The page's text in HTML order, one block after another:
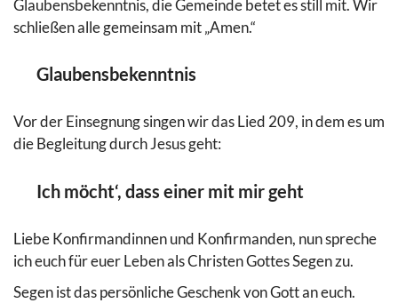
Glaubensbekenntnis, die Gemeinde betet es still mit. Wir
schließen alle gemeinsam mit „Amen.“
Glaubensbekenntnis
Vor der Einsegnung singen wir das Lied 209, in dem es um
die Begleitung durch Jesus geht:
Ich möcht‘, dass einer mit mir geht
Liebe Konfirmandinnen und Konfirmanden, nun spreche
ich euch für euer Leben als Christen Gottes Segen zu.
Segen ist das persönliche Geschenk von Gott an euch.